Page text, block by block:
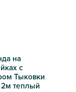
на
с
Тыковки
теплый